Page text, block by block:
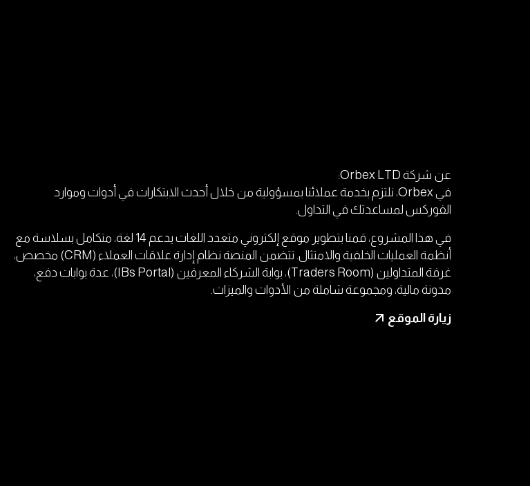
عن شركة Orbex LTD:
في Orbex، نلتزم بخدمة عملائنا بمسؤولية من خلال أحدث الابتكارات في أدوات وموارد
الفوركس لمساعدتك في التداول.
في هذا المشروع، قمنا بتطوير موقع إلكتروني متعدد اللغات يدعم 14 لغة، متكامل بسلاسة مع
أنظمة العمليات الخلفية والامتثال. تتضمن المنصة نظام إدارة علاقات العملاء (CRM) مخصص،
غرفة المتداولين (Traders Room)، بوابة الشركاء المعرفين (IBs Portal)، عدة بوابات دفع،
مدونة مالية، ومجموعة شاملة من الأدوات والميزات.
زيارة الموقع